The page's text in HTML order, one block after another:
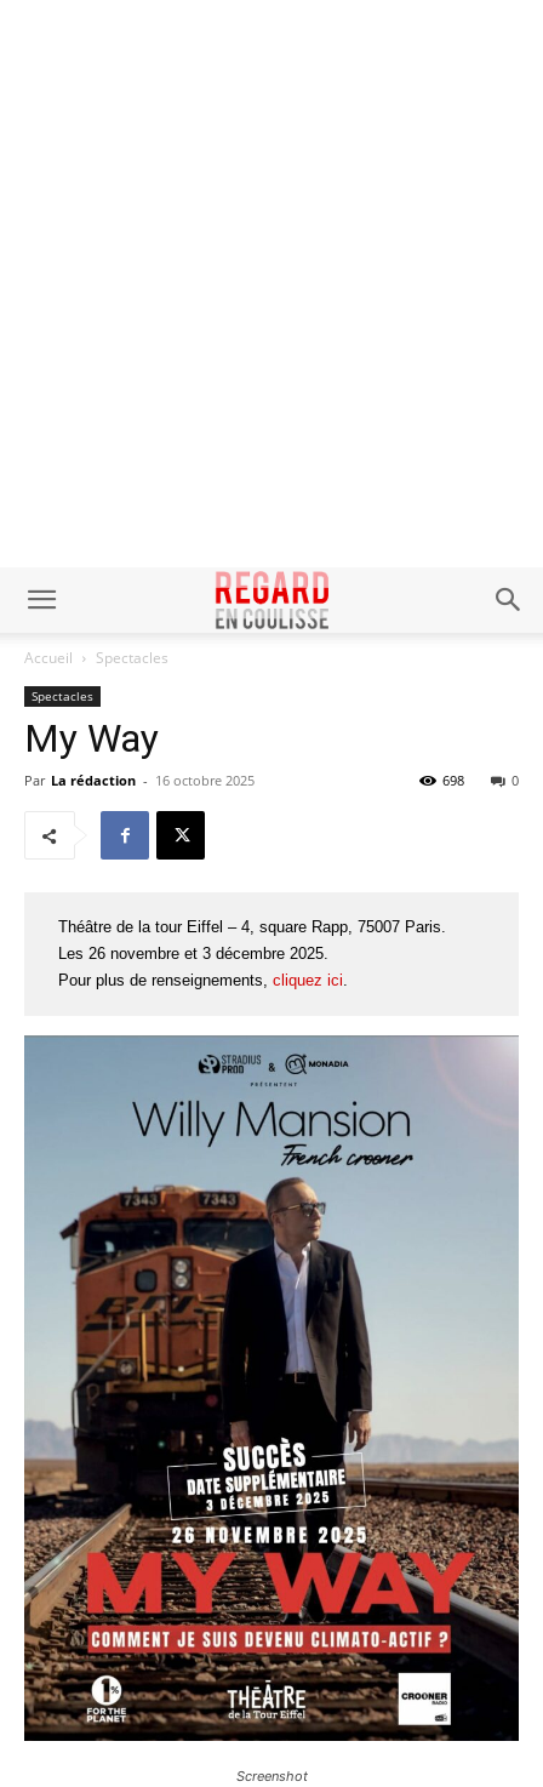
Accueil Spectacles
Spectacles
My Way
Par La rédaction - 16 octobre 2025 0
698
Théâtre de la tour Eiffel – 4, square Rapp, 75007 Paris.
Les 26 novembre et 3 décembre 2025.
Pour plus de renseignements, cliquez ici.
Screenshot